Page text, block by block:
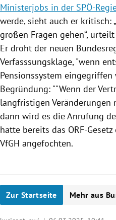
Ministerjobs in der SPÖ-
werde, sieht auch er kritisch:
großen Fragen gehen“,
Er droht der neuen
Verfasssungsklage, "wenn
Pensionssystem eingegriffen
Begründung: ""Wenn der
langfristigen
dann wird es die Anrufung
hatte bereits das ORF-
VfGH angefochten.
Zur Startseite Mehr aus